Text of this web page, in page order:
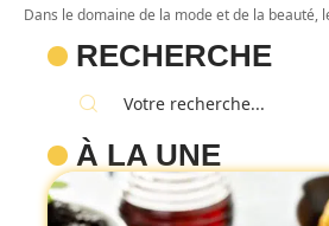
Dans le domaine de la mode et de la beauté,
RECHERCHE
À LA UNE